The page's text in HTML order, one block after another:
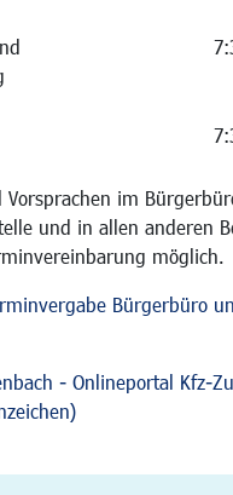
Vorsprachen im
und in allen anderen
möglich.
Bürgerbüro
- Onlineportal Kfz-